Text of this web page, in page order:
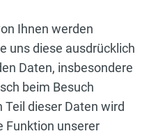
Ihnen werden
uns diese ausdrücklich
Daten, insbesondere
beim Besuch
dieser Daten wird
Funktion unserer